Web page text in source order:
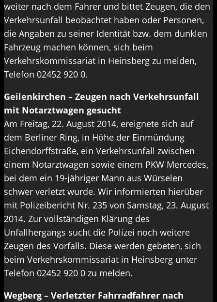
weiter nach dem Fahrer und bittet Zeugen, die den
Verkehrsunfall beobachtet haben oder Personen,
die Angaben zu seiner Identität bzw. dem dunklen
Fahrzeug machen können, sich beim
Verkehrskommissariat in Heinsberg zu melden,
Telefon 02452 920 0.
Geilenkirchen – Zeugen nach Verkehrsunfall
mit Notarztwagen gesucht
Am Freitag, 22. August 2014, ereignete sich auf
dem Berliner Ring, in Höhe der Einmündung
Eichendorffstraße, ein Verkehrsunfall zwischen
einem Notarztwagen sowie einem PKW Mercedes,
bei dem ein 19-jähriger Mann aus Würselen
schwer verletzt wurde. Wir informierten hierüber
mit Polizeibericht Nr. 235 von Samstag, 23. August
2014. Zur vollständigen Klärung des
Unfallhergangs sucht die Polizei noch weitere
Zeugen des Vorfalls. Diese werden gebeten, sich
beim Verkehrskommissariat in Heinsberg unter
Telefon 02452 920 0 zu melden.
Wegberg – Verletzter Fahrradfahrer nach